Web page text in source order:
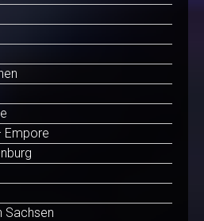
Empore
Sachsen